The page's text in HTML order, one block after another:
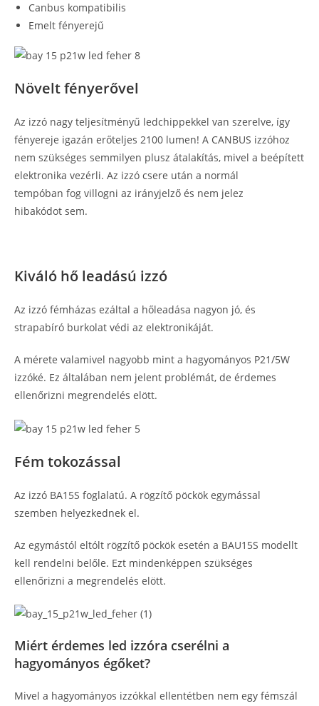
Canbus kompatibilis
Emelt fényerejű
Növelt fényerővel
Az izzó nagy teljesítményű ledchippekkel van szerelve, így
fényereje igazán erőteljes 2100 lumen! A CANBUS izzóhoz
nem szükséges semmilyen plusz átalakítás, mivel a beépített
elektronika vezérli. Az izzó csere után a normál
tempóban fog villogni az irányjelző és nem jelez
hibakódot sem.
Kiváló hő leadású izzó
Az izzó fémházas ezáltal a hőleadása nagyon jó, és
strapabíró burkolat védi az elektronikáját.
A mérete valamivel nagyobb mint a hagyományos P21/5W
izzóké. Ez általában nem jelent problémát, de érdemes
ellenőrizni megrendelés elött.
Fém tokozással
Az izzó BA15S foglalatú. A rögzítő pöckök egymással
szemben helyezkednek el.
Az egymástól eltólt rögzítő pöckök esetén a BAU15S modellt
kell rendelni belőle. Ezt mindenképpen szükséges
ellenőrizni a megrendelés elött.
Miért érdemes led izzóra cserélni a
hagyományos égőket?
Mivel a hagyományos izzókkal ellentétben nem egy fémszál